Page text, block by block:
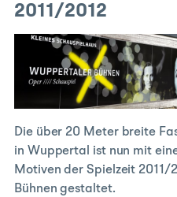
2011/2012
Die über 20 Meter breite
in Wuppertal ist nun mit
Motiven der Spielzeit 2011/
Bühnen gestaltet.